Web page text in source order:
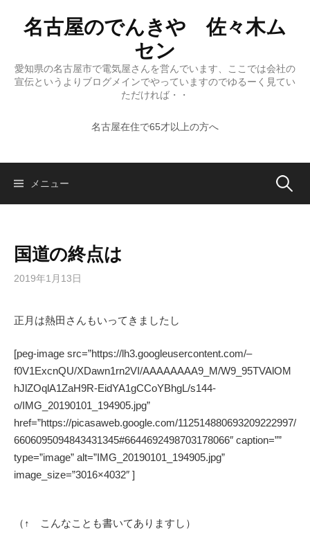
プ
名古屋のでんきや 佐々木ム
セン
愛知県の名古屋市で電気屋さんを営んでいます、ここでは会社の
宣伝というよりブログメインでやっていますのでゆるーく見てい
ただければ・・
名古屋在住で65才以上の方へ
メニュー 検
国道の終点は
2019年1月13日
正月は熱田さんもいってきましたし
[peg-image src=”https://lh3.googleusercontent.com/–
f0V1ExcnQU/XDawn1rn2VI/AAAAAAAA9_M/W9_95TVAlOM
hJlZOqlA1ZaH9R-EidYA1gCCoYBhgL/s144-
o/IMG_20190101_194905.jpg”
href=”https://picasaweb.google.com/112514880693209222997/
6606095094843431345#6644692498703178066″ caption=””
type=”image” alt=”IMG_20190101_194905.jpg”
image_size=”3016×4032″ ]
（↑ こんなことも書いてありますし）